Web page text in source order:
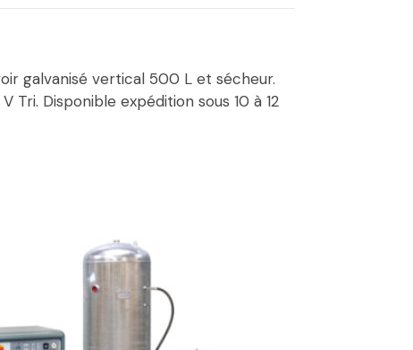
galvanisé vertical 500 L et sécheur.
Disponible expédition sous 10 à 12